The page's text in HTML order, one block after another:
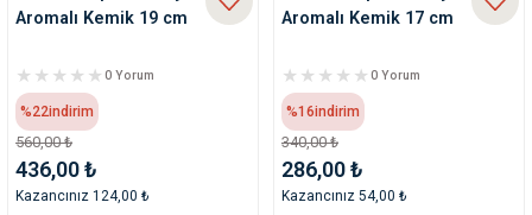
Aromalı Kemik 19 cm
0 Yorum
%22indirim
560,00 ₺
436,00 ₺
Kazancınız 124,00 ₺
Aromalı Kemik 17 cm
0 Yorum
%16indirim
340,00 ₺
286,00 ₺
Kazancınız 54,00 ₺